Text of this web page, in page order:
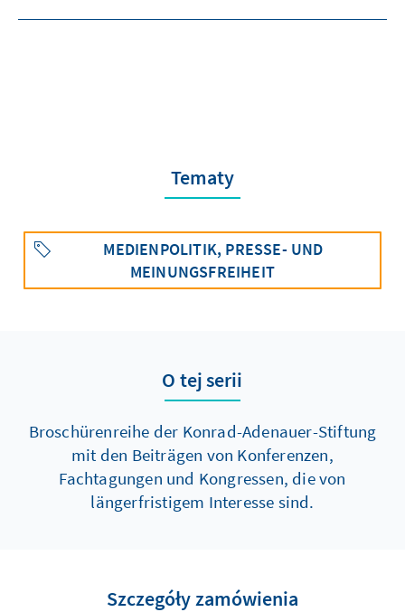
Tematy
MEDIENPOLITIK, PRESSE- UND
MEINUNGSFREIHEIT
O tej serii
Broschürenreihe der Konrad-Adenauer-Stiftung
mit den Beiträgen von Konferenzen,
Fachtagungen und Kongressen, die von
längerfristigem Interesse sind.
Szczegóły zamówienia